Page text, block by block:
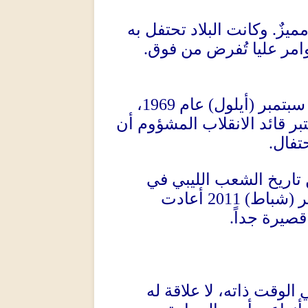
. وكانت البلاد تحتفل به
عليا تُفرض من فوق.
( أيلول) عام 1969،
قائد الانقلاب المشؤوم أن
.
الشعب الليبي في
(شباط) 2011
أعادت
قصيرة جداً .
ذاته، لا علاقة له